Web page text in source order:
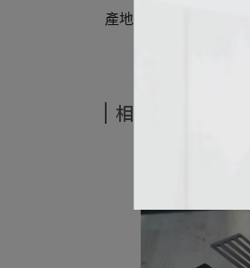
產地：中國
相關商品